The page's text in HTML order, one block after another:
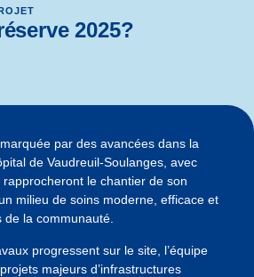
2025?
par des avancées dans la
de Vaudreuil-Soulanges, avec
le chantier de son
milieu de soins moderne, efficace et
la communauté.
progressent sur le site, l’équipe
majeurs d’infrastructures